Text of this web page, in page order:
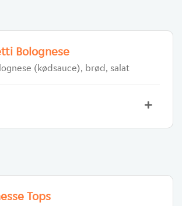
Bolognese
(kødsauce), brød, salat
Tops